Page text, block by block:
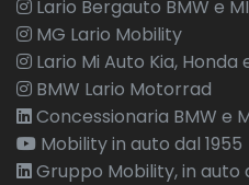
Lario Bergauto BMW e
MG Lario Mobility
Lario Mi Auto Kia, Honda
BMW Lario Motorrad
Concessionaria BMW e
Mobility in auto dal 1955
Gruppo Mobility, in auto